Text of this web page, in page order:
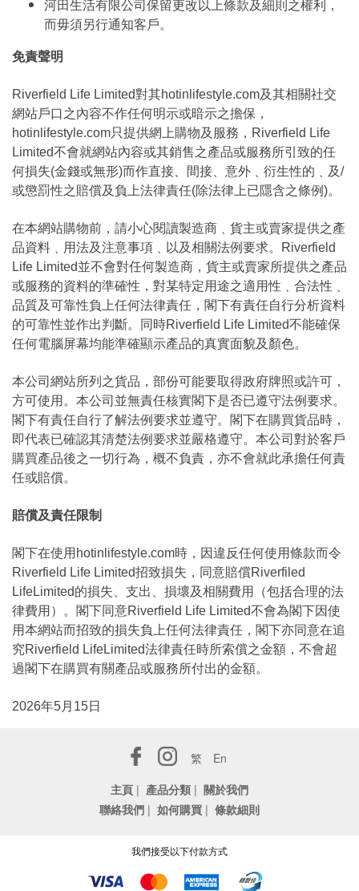
河田生活有限公司保留更改以上條款及細則之權利，
而毋須另行通知客戶。
免責聲明
Riverfield Life Limited對其hotinlifestyle.com及其相關社交
網站戶口之內容不作任何明示或暗示之擔保，
hotinlifestyle.com只提供網上購物及服務，Riverfield Life
Limited不會就網站內容或其銷售之產品或服務所引致的任
何損失(金錢或無形)而作直接、間接、意外﹑衍生性的﹑及/
或懲罰性之賠償及負上法律責任(除法律上已隱含之條例)。
在本網站購物前，請小心閱讀製造商﹑貨主或賣家提供之產
品資料﹑用法及注意事項﹑以及相關法例要求。Riverfield
Life Limited並不會對任何製造商，貨主或賣家所提供之產品
或服務的資料的準確性，對某特定用途之適用性﹑合法性﹑
品質及可靠性負上任何法律責任，閣下有責任自行分析資料
的可靠性並作出判斷。同時Riverfield Life Limited不能確保
任何電腦屏幕均能準確顯示產品的真實面貌及顏色。
本公司網站所列之貨品，部份可能要取得政府牌照或許可，
方可使用。本公司並無責任核實閣下是否已遵守法例要求。
閣下有責任自行了解法例要求並遵守。閣下在購買貨品時，
即代表已確認其清楚法例要求並嚴格遵守。本公司對於客戶
購買產品後之一切行為，概不負責，亦不會就此承擔任何責
任或賠償。
賠償及責任限制
閣下在使用hotinlifestyle.com時，因違反任何使用條款而令
Riverfield Life Limited招致損失，同意賠償Riverfiled
LifeLimited的損失、支出、損壞及相關費用（包括合理的法
律費用）。閣下同意Riverfield Life Limited不會為閣下因使
用本網站而招致的損失負上任何法律責任，閣下亦同意在追
究Riverfield LifeLimited法律責任時所索償之金額，不會超
過閣下在購買有關產品或服務所付出的金額。
2026年5月15日
繁
En
主頁 | 產品分類 | 關於我們
聯絡我們 | 如何購買 | 條款細則
我們接受以下付款方式